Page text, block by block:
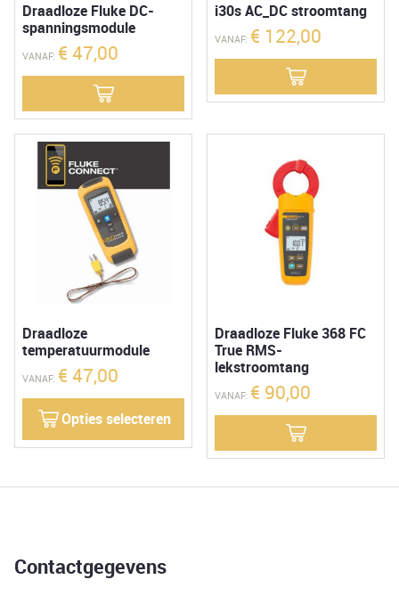
Draadloze Fluke DC-
spanningsmodule
VANAF: € 47,00
i30s AC_DC stroomtang
VANAF:€ 122,00
Draadloze
temperatuurmodule
VANAF: € 47,00
Opties selecteren
Draadloze Fluke 368 FC
True RMS-
lekstroomtang
VANAF:€ 90,00
Contactgegevens